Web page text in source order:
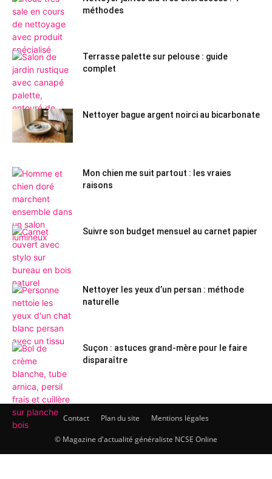
méthodes
Terrasse palette sur pelouse : guide
complet
Nettoyer bague argent noirci au bicarbonate
Mon chien me suit partout : les vraies
raisons
Suivre son budget mensuel au carnet papier
Nettoyer les yeux d’un persan : méthode
naturelle
Suçon : astuces grand-mère pour le faire
disparaître
Contact Plan du site Mentions légales
© Magazine d'actualité généraliste NCSE Online